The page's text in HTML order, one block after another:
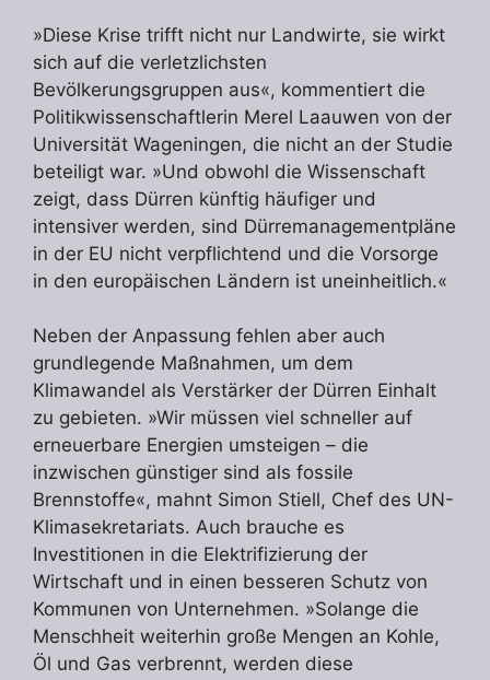
»Diese Krise trifft nicht nur Landwirte, sie wirkt
sich auf die verletzlichsten
Bevölkerungsgruppen aus«, kommentiert die
Politikwissenschaftlerin Merel Laauwen von der
Universität Wageningen, die nicht an der Studie
beteiligt war. »Und obwohl die Wissenschaft
zeigt, dass Dürren künftig häufiger und
intensiver werden, sind Dürremanagementpläne
in der EU nicht verpflichtend und die Vorsorge
in den europäischen Ländern ist uneinheitlich.«
Neben der Anpassung fehlen aber auch
grundlegende Maßnahmen, um dem
Klimawandel als Verstärker der Dürren Einhalt
zu gebieten. »Wir müssen viel schneller auf
erneuerbare Energien umsteigen – die
inzwischen günstiger sind als fossile
Brennstoffe«, mahnt Simon Stiell, Chef des UN-
Klimasekretariats. Auch brauche es
Investitionen in die Elektrifizierung der
Wirtschaft und in einen besseren Schutz von
Kommunen von Unternehmen. »Solange die
Menschheit weiterhin große Mengen an Kohle,
Öl und Gas verbrennt, werden diese